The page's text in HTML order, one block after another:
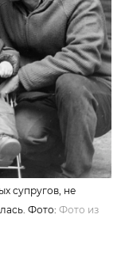
супругов, не
Фото:Фото из